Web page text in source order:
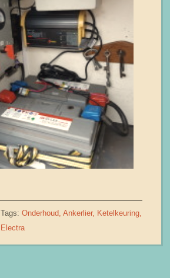
Tags: Onderhoud Ankerlier
Ketelkeuring
Electra